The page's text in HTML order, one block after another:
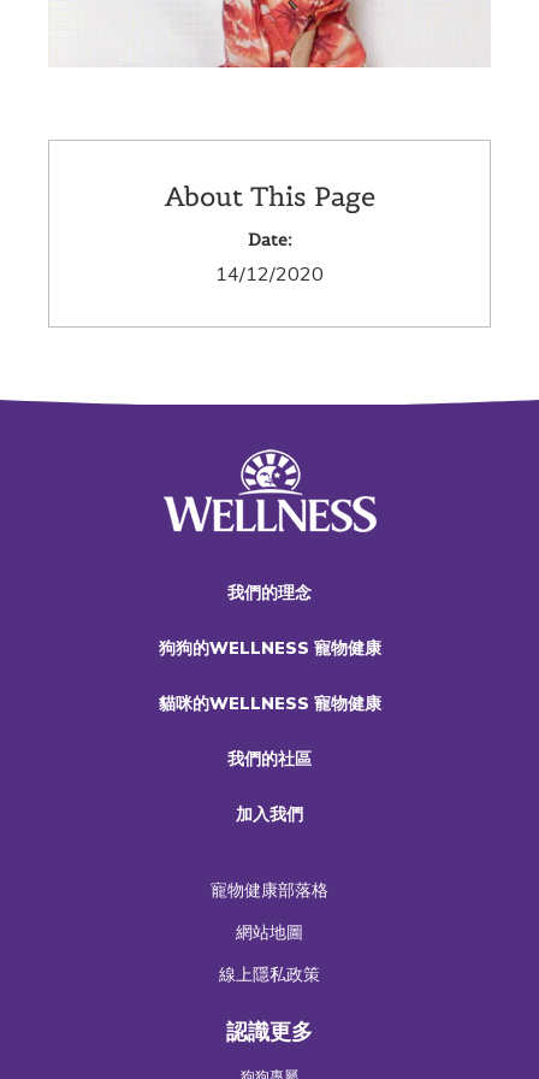
About This Page
Date:
14/12/2020
我們的理念
狗狗的WELLNESS 寵物健康
貓咪的WELLNESS 寵物健康
我們的社區
加入我們
寵物健康部落格
網站地圖
線上隱私政策
認識更多